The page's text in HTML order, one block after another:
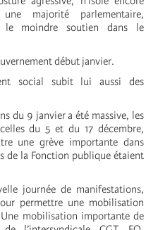
majorité parlementaire,
le moindre soutien dans le
début janvier.
social subit lui aussi des
du 9 janvier a été massive, les
du 5 et du 17 décembre,
une grève importante dans
de la Fonction publique étaient
journée de manifestations,
permettre une mobilisation
mobilisation importante de